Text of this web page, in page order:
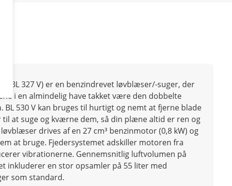
SBL 327 V) er en benzindrevet løvblæser/-suger, der
i en almindelig have takket være den dobbelte
BL 530 V kan bruges til hurtigt og nemt at fjerne blade
til at suge og kværne dem, så din plæne altid er ren og
drives af en 27 cm³ benzinmotor (0,8 kW) og
at bruge. Fjedersystemet adskiller motoren fra
vibrationerne. Gennemsnitlig luftvolumen på
inkluderer en stor opsamler på 55 liter med
som standard.